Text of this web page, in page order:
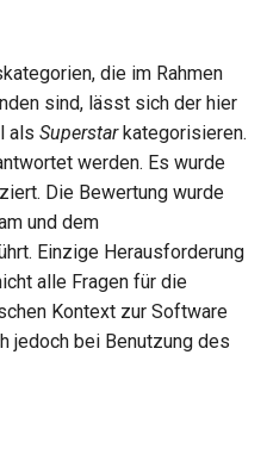
die im Rahmen
sind, lässt sich der hier
als Superstarkategorisieren.
werden. Es wurde
Die Bewertung wurde
und dem
Einzige Herausforderung
alle Fragen für die
Kontext zur Software
jedoch bei Benutzung des